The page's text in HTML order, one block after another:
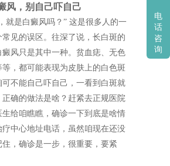
风，别自己吓自己
就是白癜风吗？” 这是很多人的一
常见的误区。往深了说，长白斑的
癜风只是其中一种。贫血痣、无色
，都可能表现为皮肤上的白色斑
可不能自己吓自己，一看到白斑就
确的做法是啥？赶紧去正规医院
给咱瞧瞧，确诊一下到底是啥情
中心地址电话，虽然咱现在还没
，确诊是一步，很重要，要紧
电
话
咨
询